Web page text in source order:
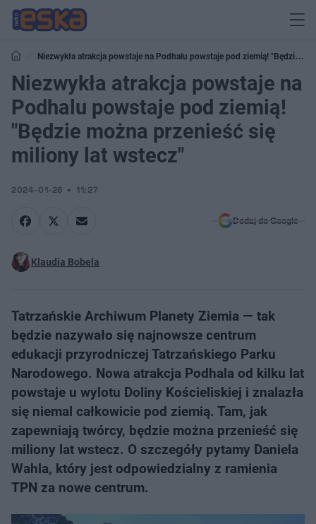
Niezwykła atrakcja powstaje na Podhalu powstaje pod ziemią! "Będzie
można przenieść się miliony lat wstecz"
Niezwykła atrakcja powstaje na
Podhalu powstaje pod ziemią!
"Będzie można przenieść się
miliony lat wstecz"
2024-01-26 11:27
Dodaj do Google
Klaudia Bobela
Tatrzańskie Archiwum Planety Ziemia — tak
będzie nazywało się najnowsze centrum
edukacji przyrodniczej Tatrzańskiego Parku
Narodowego. Nowa atrakcja Podhala od kilku lat
powstaje u wylotu Doliny Kościeliskiej i znalazła
się niemal całkowicie pod ziemią. Tam, jak
zapewniają twórcy, będzie można przenieść się
miliony lat wstecz. O szczegóły pytamy Daniela
Wahla, który jest odpowiedzialny z ramienia
TPN za nowe centrum.